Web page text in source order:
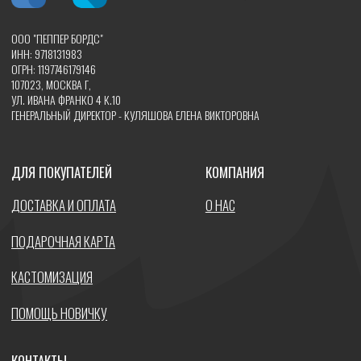
УЛ. ИВАНА ФРАНКО 4 К.4
8 (915) 406-76-21
©️ 2026 PEPPERBOARDS.RU ВСЕ ПРАВА ЗАЩИЩЕНЫ
ПОЛИТИКА КОНФИДЕНЦИАЛЬНОСТИ